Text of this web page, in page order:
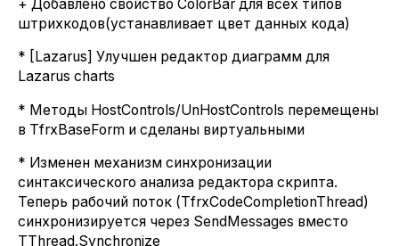
+ Добавлено свойство ColorBar для всех типов
штрихкодов(устанавливает цвет данных кода)
* [Lazarus] Улучшен редактор диаграмм для
Lazarus charts
* Методы HostControls/UnHostControls перемещены
в TfrxBaseForm и сделаны виртуальными
* Изменен механизм синхронизации
синтаксического анализа редактора скрипта.
Теперь рабочий поток (TfrxCodeCompletionThread)
синхронизируется через SendMessages вместо
TThread.Synchronize